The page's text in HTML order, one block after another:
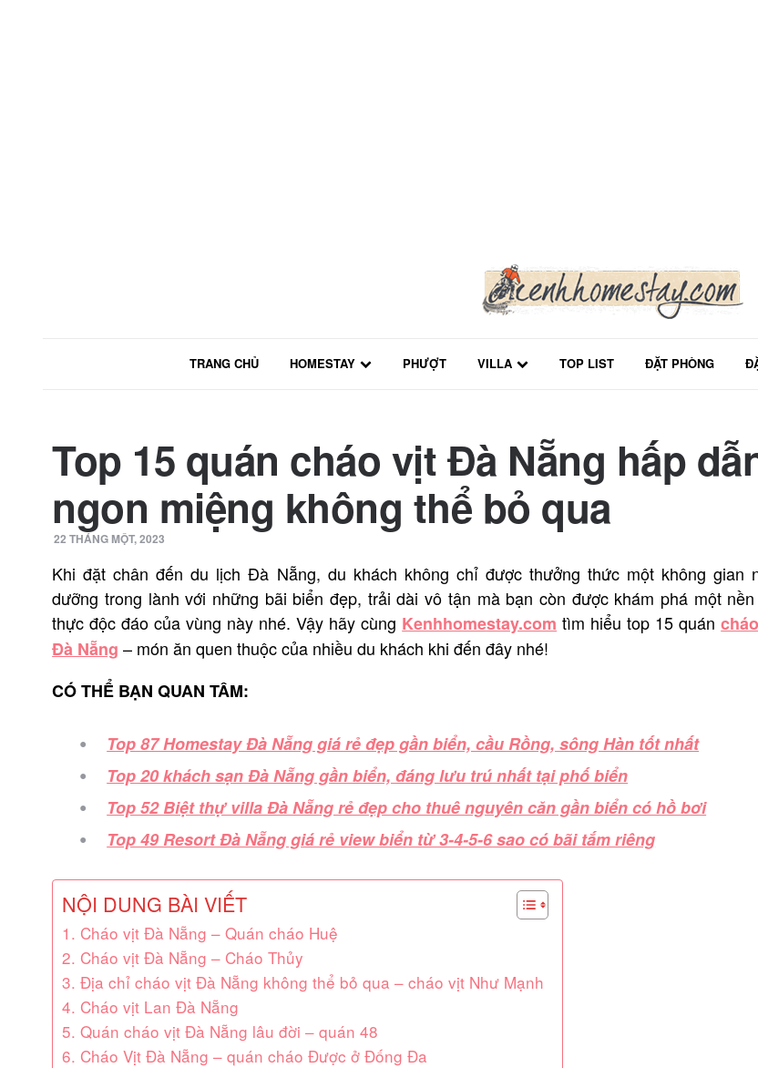
TRANG CHỦ HOMESTAY PHƯỢT VILLA TOP LIST ĐẶT PHÒNG
Top 15 quán cháo vịt Đà Nẵng hấp
ngon miệng không thể bỏ qua
22 THÁNG MỘT, 2023
Khi đặt chân đến du lịch Đà Nẵng, du khách không chỉ được thưởng thức một không gian
dưỡng trong lành với những bãi biển đẹp, trải dài vô tận mà bạn còn được khám phá một
thực độc đáo của vùng này nhé. Vậy hãy cùng Kenhhomestay.com tìm hiểu top 15 quán
Đà Nẵng – món ăn quen thuộc của nhiều du khách khi đến đây nhé!
CÓ THỂ BẠN QUAN TÂM:
Top 87 Homestay Đà Nẵng giá rẻ đẹp gần biển, cầu Rồng, sông Hàn tốt nhất
Top 20 khách sạn Đà Nẵng gần biển, đáng lưu trú nhất tại phố biển
Top 52 Biệt thự villa Đà Nẵng rẻ đẹp cho thuê nguyên căn gần biển có hồ bơi
Top 49 Resort Đà Nẵng giá rẻ view biển từ 3-4-5-6 sao có bãi tắm riêng
NỘI DUNG BÀI VIẾT
1. Cháo vịt Đà Nẵng – Quán cháo Huệ
2. Cháo vịt Đà Nẵng – Cháo Thủy
3. Địa chỉ cháo vịt Đà Nẵng không thể bỏ qua – cháo vịt Như Mạnh
4. Cháo vịt Lan Đà Nẵng
5. Quán cháo vịt Đà Nẵng lâu đời – quán 48
6. Cháo Vịt Đà Nẵng – quán cháo Được ở Đống Đa